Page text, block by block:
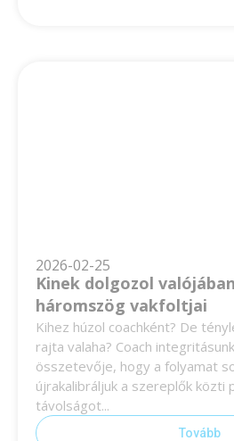
2026-02-25
Kinek dolgozol
háromszög vakfoltjai
Kihez húzol coachként? De
rajta valaha? Coach
összetevője, hogy a folyamat
újrakalibráljuk a szereplők közti
távolságot...
Tovább